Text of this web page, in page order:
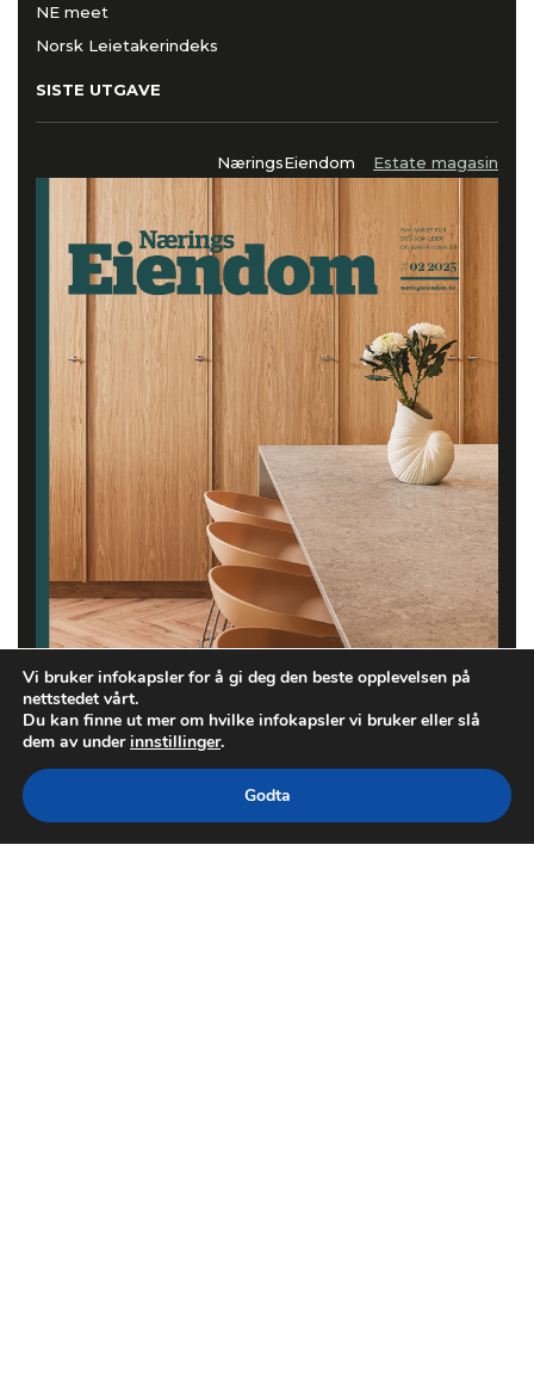
NE meet
Norsk Leietakerindeks
SISTE UTGAVE
NæringsEiendom Estate magasin
Vi bruker infokapsler for å gi deg den beste opplevelsen på
nettstedet vårt.
Du kan finne ut mer om hvilke infokapsler vi bruker eller slå
dem av underinnstillinger.
Godta